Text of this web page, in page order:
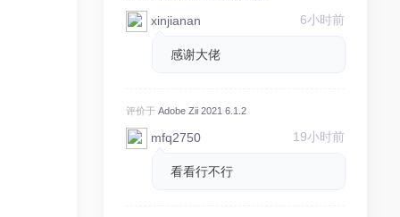
xinjianan 6小时前
感谢大佬
评价于 Adobe Zii 2021 6.1.2
mfq2750 19小时前
看看行不行